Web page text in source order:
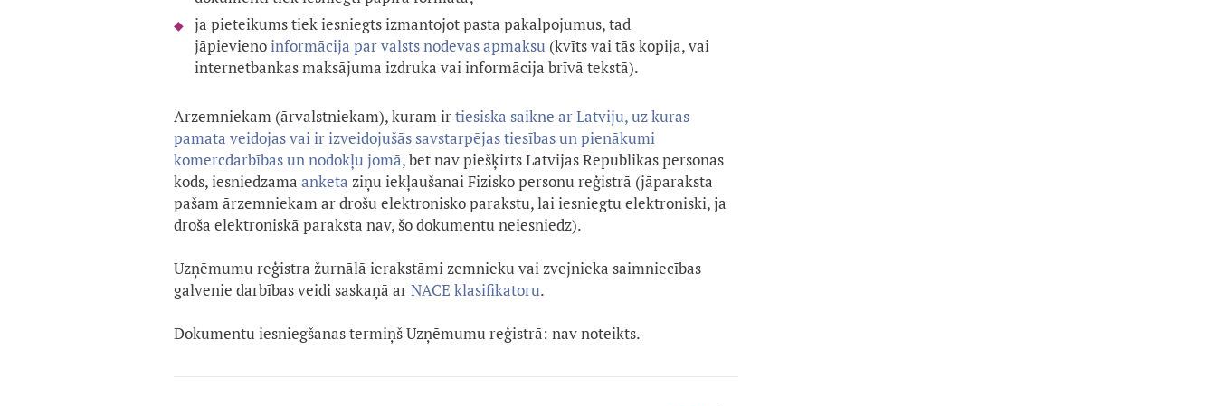
ja pieteikums tiek iesniegts izmantojot pasta pakalpojumus, tad
jāpievienoinformācija par valsts nodevas apmaksu (kvīts vai tās kopija, vai
internetbankas maksājuma izdruka vai informācija brīvā tekstā).
Ārzemniekam (ārvalstniekam), kuram irtiesiska saikne ar Latviju, uz kuras
pamata veidojas vai ir izveidojušās savstarpējas tiesības un pienākumi
komercdarbības un nodokļu jomā, bet nav piešķirts Latvijas Republikas personas
kods, iesniedzama anketa ziņu iekļaušanai Fizisko personu reģistrā (jāparaksta
pašam ārzemniekam ar drošu elektronisko parakstu, lai iesniegtu elektroniski, ja
droša elektroniskā paraksta nav, šo dokumentu neiesniedz).
Uzņēmumu reģistra žurnālā ierakstāmi zemnieku vai zvejnieka saimniecības
galvenie darbības veidi saskaņā arNACE klasifikatoru.
Dokumentu iesniegšanas termiņš Uzņēmumu reģistrā: nav noteikts.